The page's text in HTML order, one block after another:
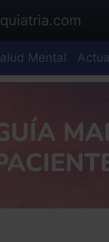
Mental